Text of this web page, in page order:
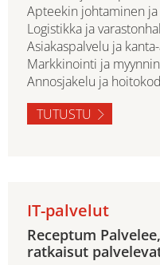
Apteekin johtaminen
Logistikka ja
Asiakaspalvelu ja
Markkinointi ja
Annosjakelu ja
TUTUSTU
IT-palvelut
Receptum
ratkaisut